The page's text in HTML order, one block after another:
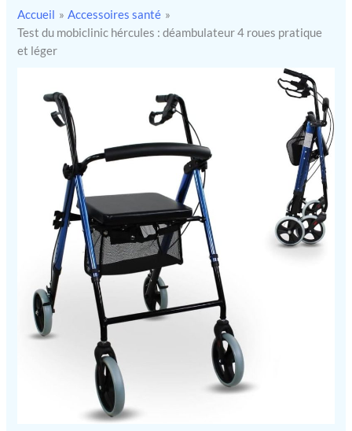
Accueil
Accessoires santé
Test du mobiclinic hércules : déambulateur 4 roues pratique
et léger